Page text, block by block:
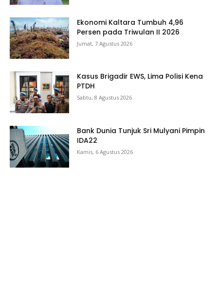
Ekonomi Kaltara Tumbuh 4,96
Persen pada Triwulan II 2026
Jumat, 7 Agustus 2026
Kasus Brigadir EWS, Lima Polisi Kena
PTDH
Sabtu, 8 Agustus 2026
Bank Dunia Tunjuk Sri Mulyani Pimpin
IDA22
Kamis, 6 Agustus 2026